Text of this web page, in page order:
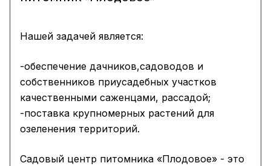
Нашей задачей является:
-обеспечение дачников,садоводов и
собственников приусадебных участков
качественными саженцами, рассадой;
-поставка крупномерных растений для
озеленения территорий.
Садовый центр питомника «Плодовое» - это